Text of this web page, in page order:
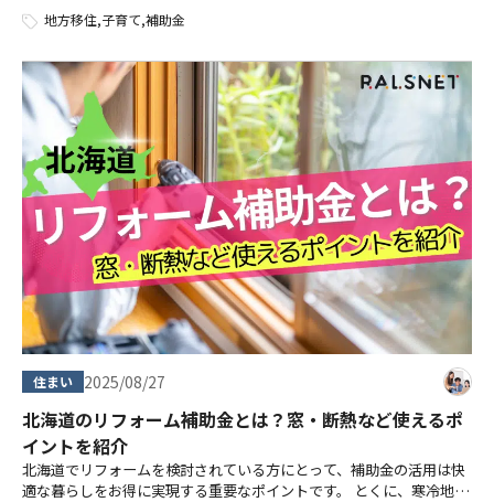
ず、一歩踏み出せない方も多いので […]
地方移住,子育て,補助金
北海道のリフォーム補助金とは？窓・断熱など使えるポ
イントを紹介
北海道でリフォームを検討されている方にとって、補助金の活用は快
適な暮らしをお得に実現する重要なポイントです。 とくに、寒冷地で
住まい 2025/08/27